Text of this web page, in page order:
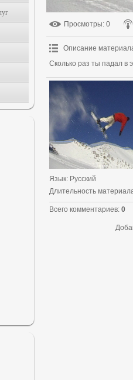
Просмотры: 0
Описание
Сколько раз ты падал в
Язык: Русский
Длительность
Всего комментариев: 0